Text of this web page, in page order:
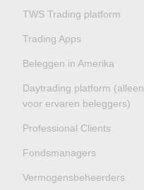
TWS Trading platform
Trading Apps
Beleggen in Amerika
Daytrading platform (alleen
voor ervaren beleggers)
Professional Clients
Fondsmanagers
Vermogensbeheerders